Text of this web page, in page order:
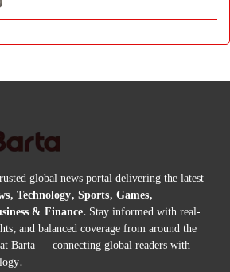
global news portal delivering the latest
Technology, Sports, Games,
& Finance. Stay informed with real-
and balanced coverage from around the
Barta — connecting global readers with